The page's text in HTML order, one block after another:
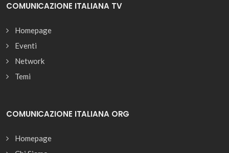
COMUNICAZIONE ITALIANA TV
Homepage
Eventi
Network
Temi
COMUNICAZIONE ITALIANA ORG
Homepage